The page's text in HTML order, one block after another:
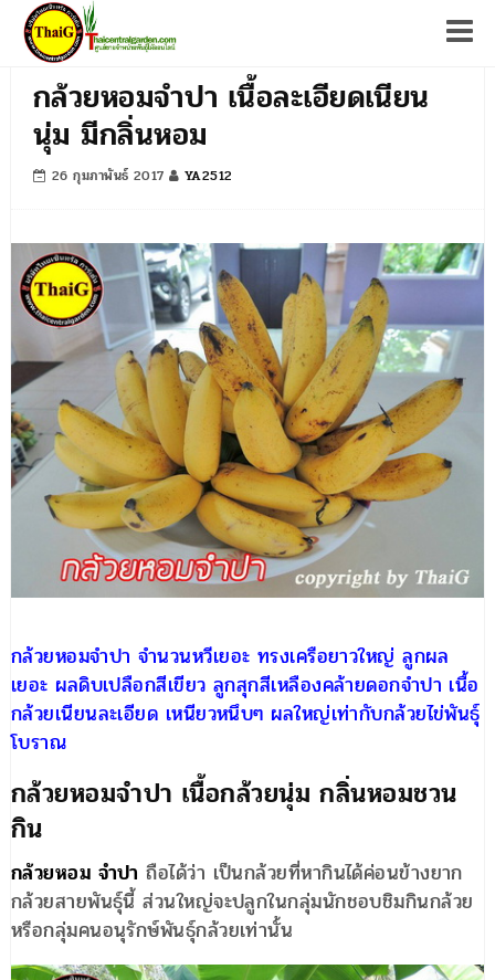
กล้วยหอมจำปา เนื้อละเอียดเนียน
นุ่ม มีกลิ่นหอม
26 กุมภาพันธ์ 2017 YA2512
กล้วยหอมจำปา จำนวนหวีเยอะ ทรงเครือยาวใหญ่ ลูกผล
เยอะ ผลดิบเปลือกสีเขียว ลูกสุกสีเหลืองคล้ายดอกจำปา เนื้อ
กล้วยเนียนละเอียด เหนียวหนึบๆ ผลใหญ่เท่ากับกล้วยไข่พันธุ์
โบราณ
กล้วยหอมจำปา เนื้อกล้วยนุ่ม กลิ่นหอมชวน
กิน
กล้วยหอม จำปา ถือได้ว่า เป็นกล้วยที่หากินได้ค่อนข้างยาก
กล้วยสายพันธุ์นี้ ส่วนใหญ่จะปลูกในกลุ่มนักชอบชิมกินกล้วย
หรือกลุ่มคนอนุรักษ์พันธุ์กล้วยเท่านั้น